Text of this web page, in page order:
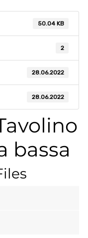
50.04 KB
2
28.06.2022
28.06.2022
bassa